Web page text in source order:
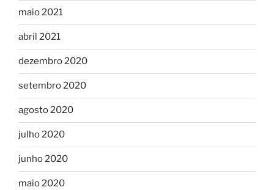
maio 2021
abril 2021
dezembro 2020
setembro 2020
agosto 2020
julho 2020
junho 2020
maio 2020